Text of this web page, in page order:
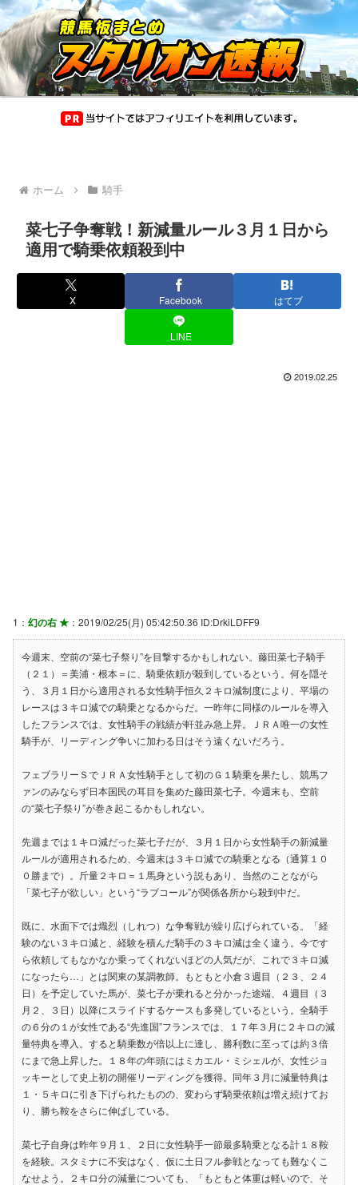
ホーム 騎手
菜七子争奪戦！新減量ルール３月１日から
適用で騎乗依頼殺到中
X Facebook はてブ
LINE
2019.02.25
1： 幻の右 ★ ：2019/02/25(月) 05:42:50.36 ID:DrkiLDFF9
今週末、空前の“菜七子祭り”を目撃するかもしれない。藤田菜七子騎手
（２１）＝美浦・根本＝に、騎乗依頼が殺到しているという。何を隠そ
う、３月１日から適用される女性騎手恒久２キロ減制度により、平場の
レースは３キロ減での騎乗となるからだ。一昨年に同様のルールを導入
したフランスでは、女性騎手の戦績が軒並み急上昇。ＪＲＡ唯一の女性
騎手が、リーディング争いに加わる日はそう遠くないだろう。
フェブラリーＳでＪＲＡ女性騎手として初のＧ１騎乗を果たし、競馬フ
ァンのみならず日本国民の耳目を集めた藤田菜七子。今週末も、空前
の“菜七子祭り”が巻き起こるかもしれない。
先週までは１キロ減だった菜七子だが、３月１日から女性騎手の新減量
ルールが適用されるため、今週末は３キロ減での騎乗となる（通算１０
０勝まで）。斤量２キロ＝１馬身という説もあり、当然のことながら
「菜七子が欲しい」という“ラブコール”が関係各所から殺到中だ。
既に、水面下では熾烈（しれつ）な争奪戦が繰り広げられている。「経
験のない３キロ減と、経験を積んだ騎手の３キロ減は全く違う。今です
ら依頼してもなかなか乗ってくれないほどの人気だが、これで３キロ減
になったら…」とは関東の某調教師。もともと小倉３週目（２３、２４
日）を予定していた馬が、菜七子が乗れると分かった途端、４週目（３
月２、３日）以降にスライドするケースも多発しているという。全騎手
の６分の１が女性である“先進国”フランスでは、１７年３月に２キロの減
量特典を導入。すると騎乗数が倍以上に達し、勝利数に至っては約３倍
にまで急上昇した。１８年の年頭にはミカエル・ミシェルが、女性ジョ
ッキーとして史上初の開催リーディングを獲得。同年３月に減量特典は
１・５キロに引き下げられたものの、変わらず騎乗依頼は増え続けてお
り、勝ち鞍をさらに伸ばしている。
菜七子自身は昨年９月１、２日に女性騎手一節最多騎乗となる計１８鞍
を経験。スタミナに不安はなく、仮に土日フル参戦となっても難なくこ
なせよう。２キロ分の減量についても、「もともと体重は軽いので、そ